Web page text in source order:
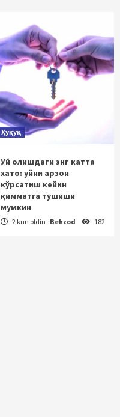
Ҳуқуқ
Уй олишдаги энг катта
хато: уйни арзон
кўрсатиш кейин
қимматга тушиши
мумкин
2 kun oldin Behzod 182